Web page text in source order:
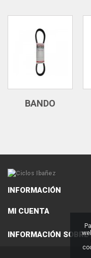
BANDO
INFORMACIÓN
MI CUENTA
INFORMACIÓN